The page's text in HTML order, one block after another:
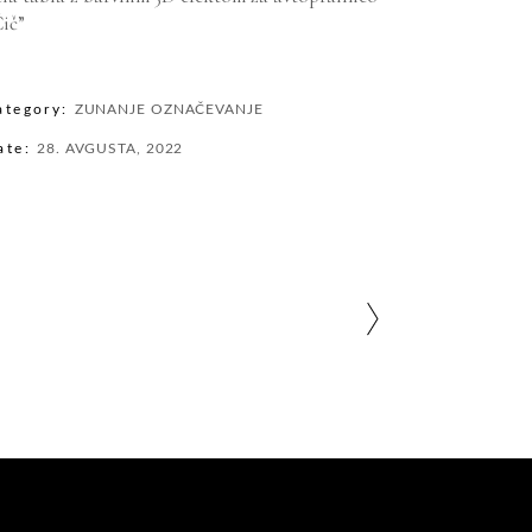
ZUNANJE OZNAČEVANJE
28. AVGUSTA, 2022